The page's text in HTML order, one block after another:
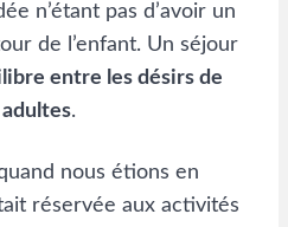
n’étant pas d’avoir un
de l’enfant. Un séjour
entre les désirs de
.
nous étions en
réservée aux activités